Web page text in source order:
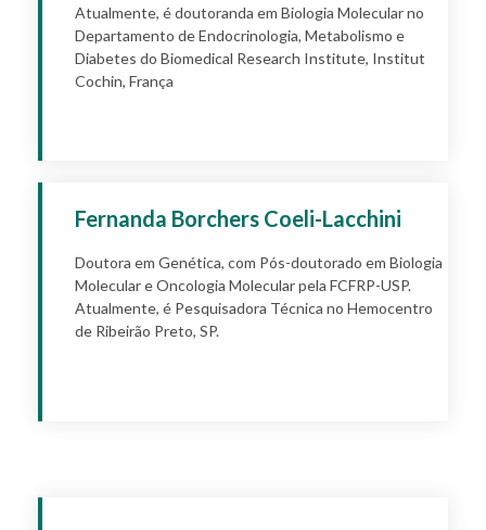
Atualmente, é doutoranda em Biologia Molecular no
Departamento de Endocrinologia, Metabolismo e
Diabetes do Biomedical Research Institute, Institut
Cochin, França
Fernanda Borchers Coeli-Lacchini
Doutora em Genética, com Pós-doutorado em Biologia
Molecular e Oncologia Molecular pela FCFRP-USP.
Atualmente, é Pesquisadora Técnica no Hemocentro
de Ribeirão Preto, SP.